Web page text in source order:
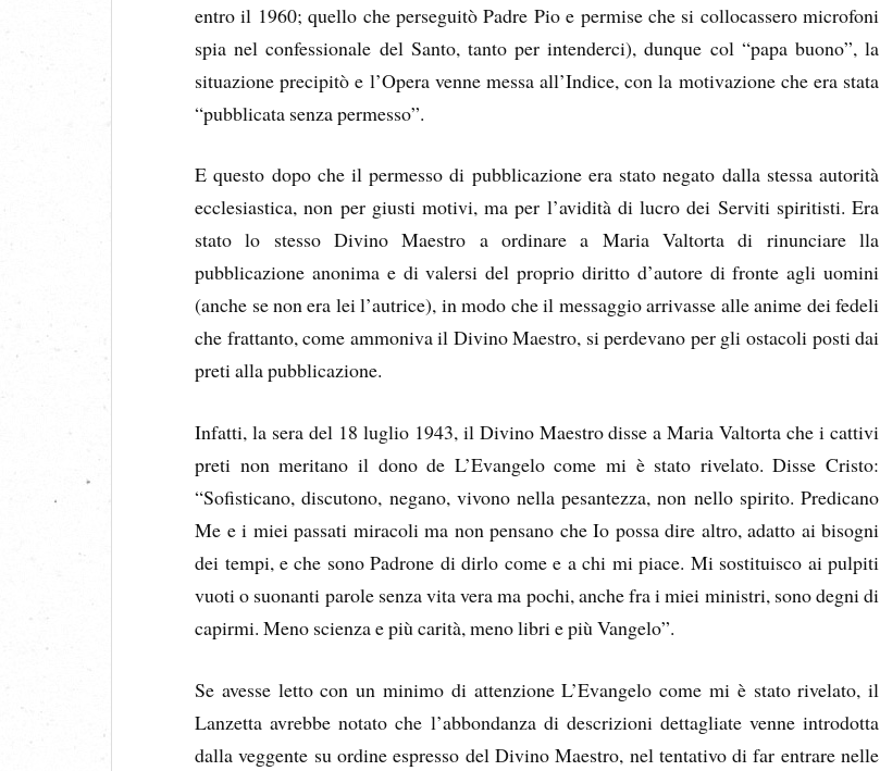
entro il 1960; quello che perseguitò Padre Pio e permise che si collocassero microfoni
spia nel confessionale del Santo, tanto per intenderci), dunque col “papa buono”, la
situazione precipitò e l’Opera venne messa all’Indice, con la motivazione che era stata
“pubblicata senza permesso”.
E questo dopo che il permesso di pubblicazione era stato negato dalla stessa autorità
ecclesiastica, non per giusti motivi, ma per l’avidità di lucro dei Serviti spiritisti. Era
stato lo stesso Divino Maestro a ordinare a Maria Valtorta di rinunciare lla
pubblicazione anonima e di valersi del proprio diritto d’autore di fronte agli uomini
(anche se non era lei l’autrice), in modo che il messaggio arrivasse alle anime dei fedeli
che frattanto, come ammoniva il Divino Maestro, si perdevano per gli ostacoli posti dai
preti alla pubblicazione.
Infatti, la sera del 18 luglio 1943, il Divino Maestro disse a Maria Valtorta che i cattivi
preti non meritano il dono de L’Evangelo come mi è stato rivelato. Disse Cristo:
“Sofisticano, discutono, negano, vivono nella pesantezza, non nello spirito. Predicano
Me e i miei passati miracoli ma non pensano che Io possa dire altro, adatto ai bisogni
dei tempi, e che sono Padrone di dirlo come e a chi mi piace. Mi sostituisco ai pulpiti
vuoti o suonanti parole senza vita vera ma pochi, anche fra i miei ministri, sono degni di
capirmi. Meno scienza e più carità, meno libri e più Vangelo”.
Se avesse letto con un minimo di attenzione L’Evangelo come mi è stato rivelato, il
Lanzetta avrebbe notato che l’abbondanza di descrizioni dettagliate venne introdotta
dalla veggente su ordine espresso del Divino Maestro, nel tentativo di far entrare nelle